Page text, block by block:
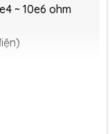
~ 10e6 ohm